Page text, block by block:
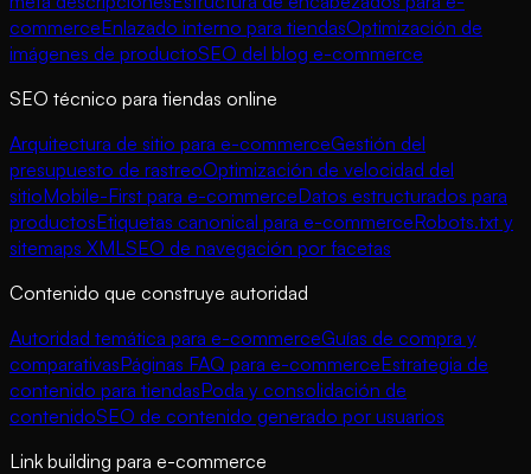
commerceEnlazado interno para tiendasOptimización de
imágenes de productoSEO del blog e-commerce
SEO técnico para tiendas online
Arquitectura de sitio para e-commerceGestión del
presupuesto de rastreoOptimización de velocidad del
sitioMobile-First para e-commerceDatos estructurados para
productosEtiquetas canonical para e-commerceRobots.txt y
sitemaps XMLSEO de navegación por facetas
Contenido que construye autoridad
Autoridad temática para e-commerceGuías de compra y
comparativasPáginas FAQ para e-commerceEstrategia de
contenido para tiendasPoda y consolidación de
contenidoSEO de contenido generado por usuarios
Link building para e-commerce